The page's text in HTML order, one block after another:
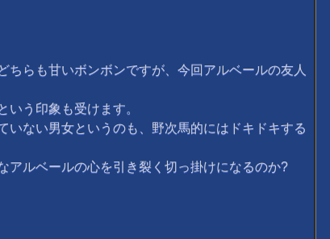
らも甘いボンボンですが、今回アルベールの友人
う印象も受けます。
ない男女というのも、野次馬的にはドキドキする
ルベールの心を引き裂く切っ掛けになるのか?